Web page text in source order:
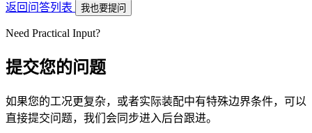
返回问答列表
我也要提问
Need Practical Input?
提交您的问题
如果您的工况更复杂，或者实际装配中有特殊边界条件，可以
直接提交问题，我们会同步进入后台跟进。